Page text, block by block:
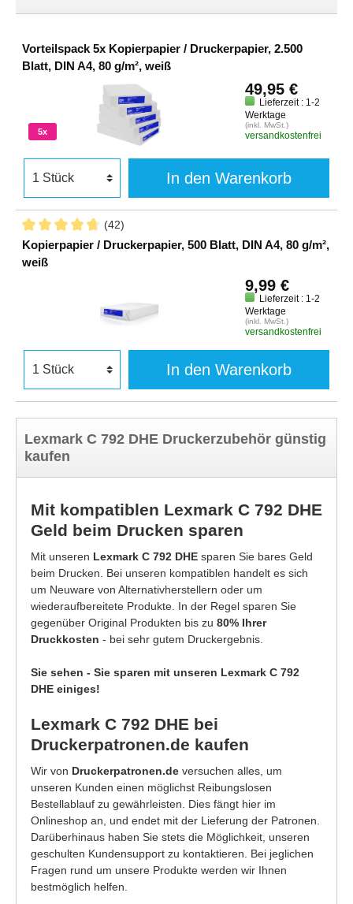
Vorteilspack 5x Kopierpapier / Druckerpapier, 2.500
Blatt, DIN A4, 80 g/m², weiß
5x
49,95 €
Lieferzeit : 1-2
Werktage
(inkl. MwSt.)
versandkostenfrei
In den Warenkorb
(42)
Kopierpapier / Druckerpapier, 500 Blatt, DIN A4, 80 g/m²,
weiß
9,99 €
Lieferzeit : 1-2
Werktage
(inkl. MwSt.)
versandkostenfrei
In den Warenkorb
Lexmark C 792 DHE Druckerzubehör günstig
kaufen
Mit kompatiblen Lexmark C 792 DHE
Geld beim Drucken sparen
Mit unseren Lexmark C 792 DHE sparen Sie bares Geld
beim Drucken. Bei unseren kompatiblen handelt es sich
um Neuware von Alternativherstellern oder um
wiederaufbereitete Produkte. In der Regel sparen Sie
gegenüber Original Produkten bis zu 80% Ihrer
Druckkosten - bei sehr gutem Druckergebnis.
Sie sehen - Sie sparen mit unseren Lexmark C 792
DHE einiges!
Lexmark C 792 DHE bei
Druckerpatronen.de kaufen
Wir von Druckerpatronen.de versuchen alles, um
unseren Kunden einen möglichst Reibungslosen
Bestellablauf zu gewährleisten. Dies fängt hier im
Onlineshop an, und endet mit der Lieferung der Patronen.
Darüberhinaus haben Sie stets die Möglichkeit, unseren
geschulten Kundensupport zu kontaktieren. Bei jeglichen
Fragen rund um unsere Produkte werden wir Ihnen
bestmöglich helfen.